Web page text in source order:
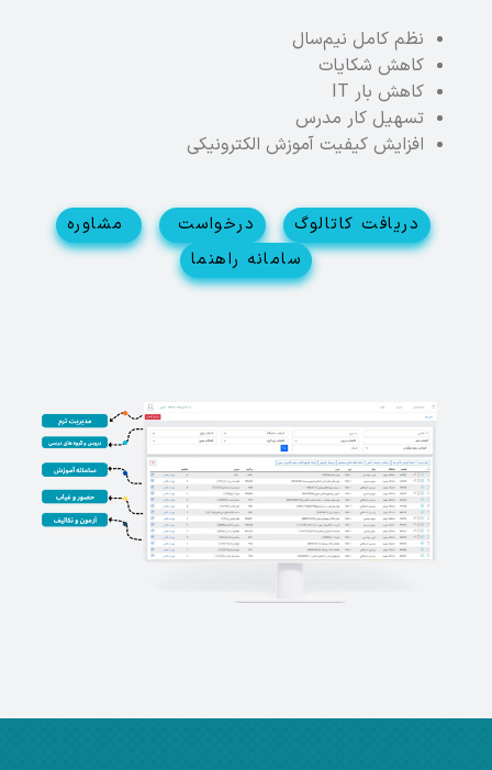
نظم کامل نیم‌سال
کاهش شکایات
کاهش بار IT
تسهیل کار مدرس
افزایش کیفیت آموزش الکترونیکی
دریافت کاتالوگ درخواست
مشاوره
سامانه راهنما